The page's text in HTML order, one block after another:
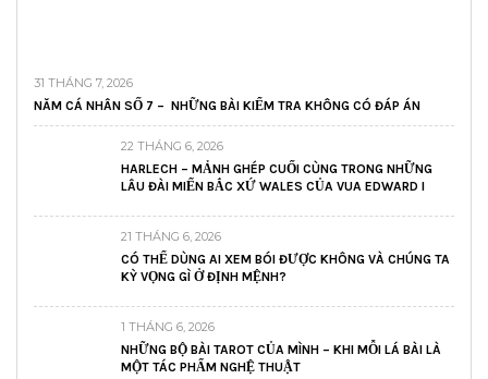
31 THÁNG 7, 2026
NĂM CÁ NHÂN SỐ 7 – NHỮNG BÀI KIỂM TRA KHÔNG CÓ ĐÁP ÁN
22 THÁNG 6, 2026
HARLECH – MẢNH GHÉP CUỐI CÙNG TRONG NHỮNG
LÂU ĐÀI MIẾN BẮC XỨ WALES CỦA VUA EDWARD I
21 THÁNG 6, 2026
CÓ THỂ DÙNG AI XEM BÓI ĐƯỢC KHÔNG VÀ CHÚNG TA
KỲ VỌNG GÌ Ở ĐỊNH MỆNH?
1 THÁNG 6, 2026
NHỮNG BỘ BÀI TAROT CỦA MÌNH – KHI MỖI LÁ BÀI LÀ
MỘT TÁC PHẨM NGHỆ THUẬT